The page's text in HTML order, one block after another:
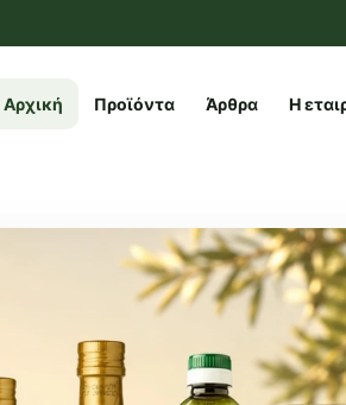
Αρχική Προϊόντα Άρθρα Η